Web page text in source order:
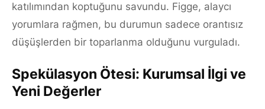
katılımından koptuğunu savundu. Figge, alaycı
yorumlara rağmen, bu durumun sadece orantısız
düşüşlerden bir toparlanma olduğunu vurguladı.
Spekülasyon Ötesi: Kurumsal İlgi ve
Yeni Değerler